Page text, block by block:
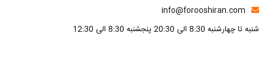
info@forooshiran.com
شنبه تا چهارشنبه 8:30 الی 20:30 پنجشنبه 8:30 الی 12:30